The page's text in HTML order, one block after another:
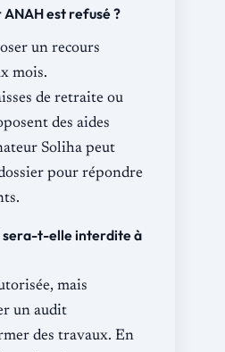
est refusé ?
un recours
mois.
de retraite ou
des aides
Soliha peut
pour répondre
sera-t-elle interdite à
mais
un audit
des travaux. En